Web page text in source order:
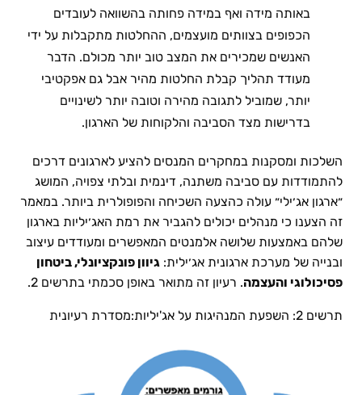
באותה מידה ואף במידה פחותה בהשוואה לעובדים
הכפופים בצוותים מועצמים, ההחלטות מתקבלות על ידי
האנשים שמכירים את המצב טוב יותר מכולם. הדבר
מעודד תהליך קבלת החלטות מהיר אבל גם אפקטיבי
יותר, שמוביל לתגובה מהירה וטובה יותר לשינויים
בדרישות מצד הסביבה והלקוחות של הארגון.
השלכות ומסקנות במחקרים המנסים להציע לארגונים דרכים
להתמודדות עם סביבה משתנה, דינמית ובלתי צפויה, המושג
״ארגון אג׳ילי״ עולה כהצעה השכיחה והפופולרית ביותר. במאמר
זה הצענו כי מנהלים יכולים להגביר את רמת האג׳יליות בארגון
שלהם באמצעות שלושה אלמנטים המאפשרים ומעודדים עיצוב
ובנייה של מערכת ארגונית אג׳ילית: גיוון פונקציונלי, ביטחון
פסיכולוגי והעצמה. רעיון זה מתואר באופן סכמתי בתרשים 2.
תרשים 2: השפעת המנהיגות על אג'יליות:מסדרת רעיונית